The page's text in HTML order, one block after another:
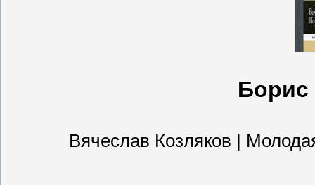
Борис
Вячеслав Козляков |